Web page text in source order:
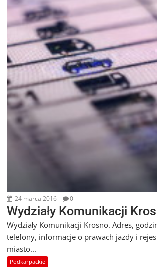
24 marca 2016 0
Wydziały Komunikacji
Wydziały Komunikacji Krosno. Adres,
telefony, informacje o prawach jazdy i
miasto...
Podkarpackie